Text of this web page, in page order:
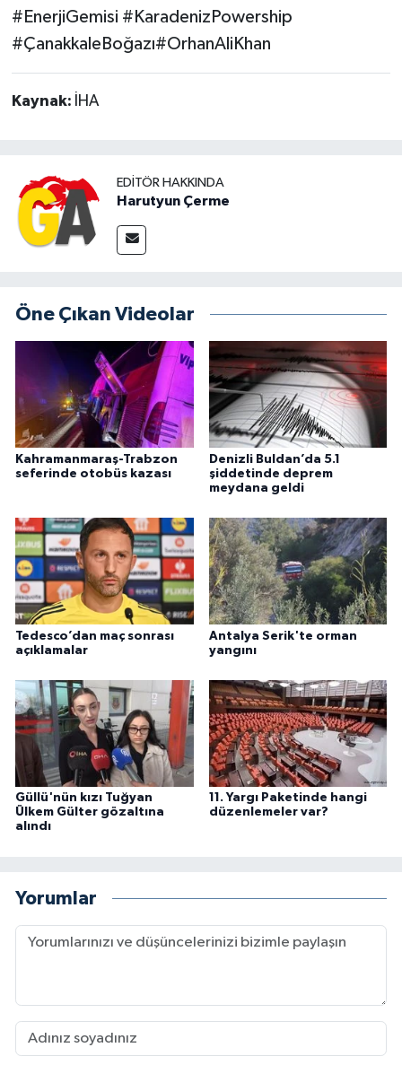
#EnerjiGemisi #KaradenizPowership
#ÇanakkaleBoğazı#OrhanAliKhan
Kaynak: İHA
EDITÖR HAKKINDA
Harutyun Çerme
Öne Çıkan Videolar
Kahramanmaraş-Trabzon
seferinde otobüs kazası
Denizli Buldan’da 5.1
şiddetinde deprem
meydana geldi
Tedesco’dan maç sonrası
açıklamalar
Antalya Serik'te orman
yangını
Güllü'nün kızı Tuğyan
Ülkem Gülter gözaltına
alındı
11. Yargı Paketinde hangi
düzenlemeler var?
Yorumlar